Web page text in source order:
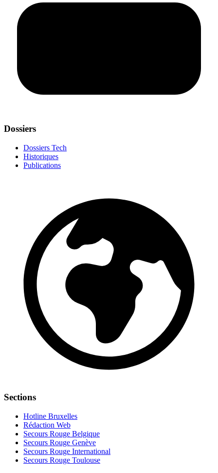
Dossiers
Dossiers Tech
Historiques
Publications
Sections
Hotline Bruxelles
Rédaction Web
Secours Rouge Belgique
Secours Rouge Genève
Secours Rouge International
Secours Rouge Toulouse